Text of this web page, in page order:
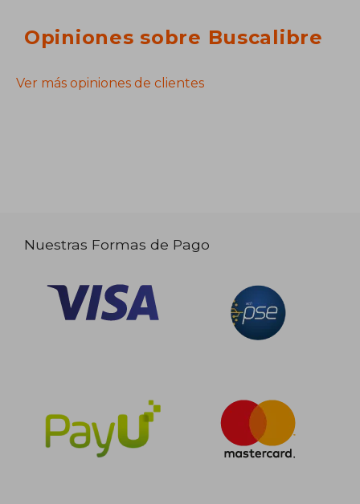
Opiniones sobre Buscalibre
Ver más opiniones de clientes
Nuestras Formas de Pago